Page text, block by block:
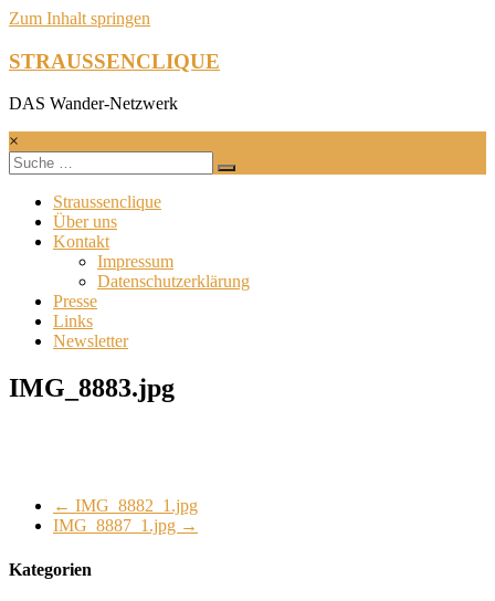
Zum Inhalt springen
STRAUSSENCLIQUE
DAS Wander-Netzwerk
×
Straussenclique
Über uns
Kontakt
Impressum
Datenschutzerklärung
Presse
Links
Newsletter
IMG_8883.jpg
← IMG_8882_1.jpg
IMG_8887_1.jpg →
Kategorien